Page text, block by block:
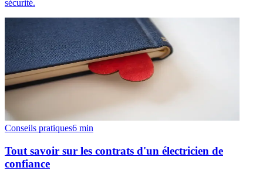
sécurité.
Conseils pratiques6 min
Tout savoir sur les contrats d'un électricien de
confiance